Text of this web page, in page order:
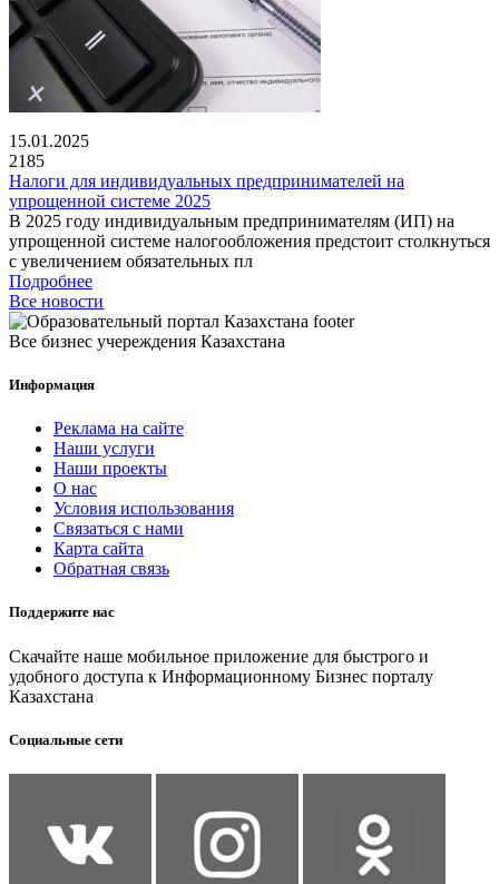
15.01.2025
2185
Налоги для индивидуальных предпринимателей на
упрощенной системе 2025
В 2025 году индивидуальным предпринимателям (ИП) на
упрощенной системе налогообложения предстоит столкнуться
с увеличением обязательных пл
Подробнее
Все новости
Все бизнес учереждения Казахстана
Информация
Реклама на сайте
Наши услуги
Наши проекты
О нас
Условия использования
Связаться с нами
Карта сайта
Обратная связь
Поддержите нас
Скачайте наше мобильное приложение для быстрого и
удобного доступа к Информационному Бизнес порталу
Казахстана
Социальные сети